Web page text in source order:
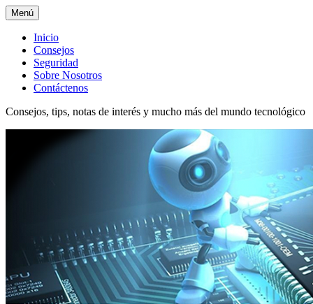
Menú
Menú
superior
Inicio
Consejos
Seguridad
Sobre Nosotros
Contáctenos
Consejos, tips, notas de interés y mucho más del mundo tecnológico